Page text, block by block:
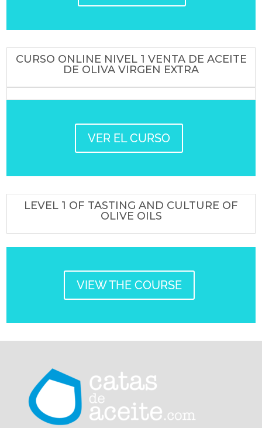
CURSO ONLINE NIVEL 1 VENTA DE ACEITE
DE OLIVA VIRGEN EXTRA
VER EL CURSO
LEVEL 1 OF TASTING AND CULTURE OF
OLIVE OILS
VIEW THE COURSE